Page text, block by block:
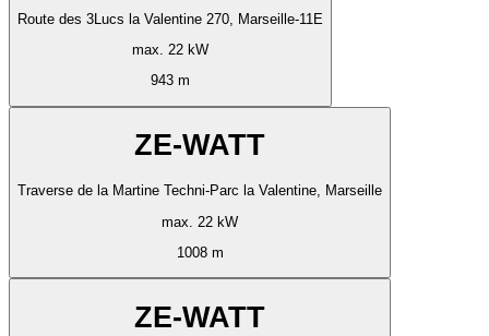
Route des 3Lucs la Valentine 270, Marseille-11E
max. 22 kW
943 m
ZE-WATT
Traverse de la Martine Techni-Parc la Valentine, Marseille
max. 22 kW
1008 m
ZE-WATT